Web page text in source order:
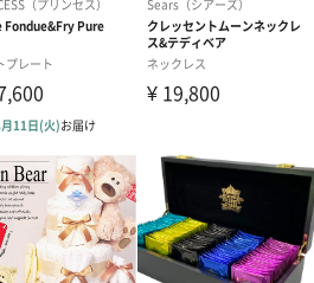
花束ハンドタオル（ブ
ルー）（1,760円）
花束ハンドタ
ワイト）（